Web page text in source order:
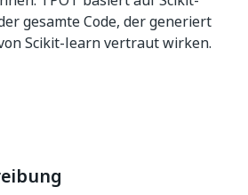
gesamte Code, der generiert
Scikit-learn vertraut wirken.